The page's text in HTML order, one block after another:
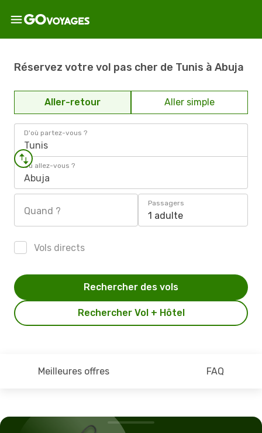
Réservez votre vol pas cher de Tunis à Abuja
Aller-retour Aller simple
D'où partez-vous ?
Tunis
Où allez-vous ?
Abuja
Quand ?
Passagers
1 adulte
Vols directs
Rechercher Vol + Hôtel
Rechercher des vols
Meilleures offres FAQ